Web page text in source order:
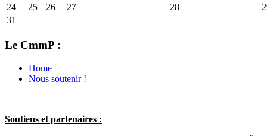
24 25 26 27 28
31
Le CmmP :
Home
Nous soutenir !
Soutiens et partenaires :